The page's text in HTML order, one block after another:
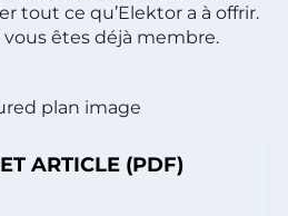
tout ce qu’Elektor a à offrir.
vous êtes déjà membre.
ARTICLE (PDF)